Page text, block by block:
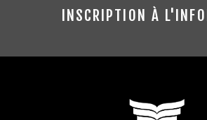
INSCRIPTION À